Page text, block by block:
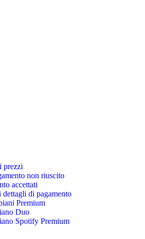
prezzi
non riuscito
accettati
di pagamento
Premium
Duo
Spotify Premium